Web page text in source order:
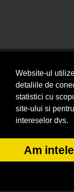
Website-ul
detaliile de
statistici cu
site-ului si
intereselor dvs.
Am
© 2014-2026
Utilizand acest site
conditiile de utilizare
strict interzisa. Ne
vina pentru
corecta sau este